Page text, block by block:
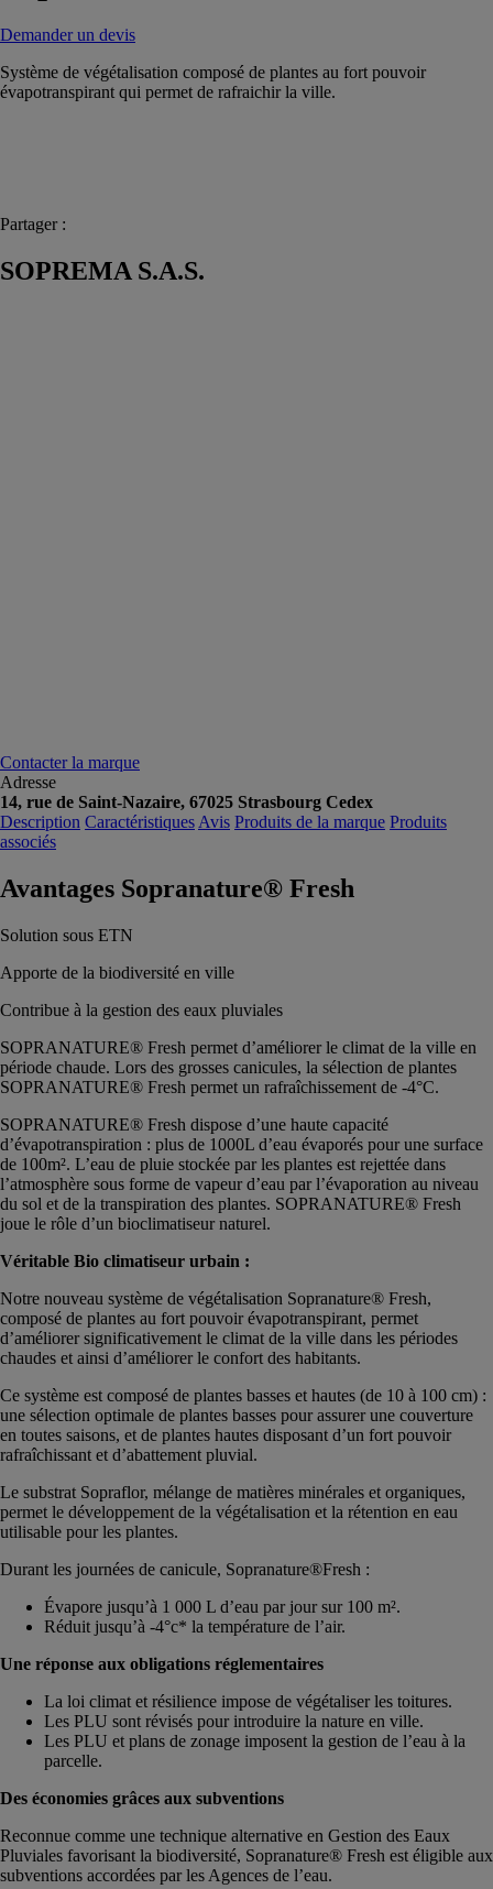
Demander un devis
Système de végétalisation composé de plantes au fort pouvoir
évapotranspirant ​qui permet de rafraichir la ville.
Partager :
SOPREMA S.A.S.
Contacter la marque
Adresse
14, rue de Saint-Nazaire, 67025 Strasbourg Cedex
Description Caractéristiques Avis Produits de la marque Produits
associés
Avantages Sopranature® Fresh
Solution sous ETN
Apporte de la biodiversité en ville
Contribue à la gestion des eaux pluviales
SOPRANATURE® Fresh permet d’améliorer le climat de la ville en
période chaude. Lors des grosses canicules, la sélection de plantes
SOPRANATURE® Fresh permet un rafraîchissement de -4°C.
SOPRANATURE® Fresh dispose d’une haute capacité
d’évapotranspiration : plus de 1000L d’eau évaporés pour une surface
de 100m². L’eau de pluie stockée par les plantes est rejettée dans
l’atmosphère sous forme de vapeur d’eau par l’évaporation au niveau
du sol et de la transpiration des plantes. SOPRANATURE® Fresh
joue le rôle d’un bioclimatiseur naturel.
Véritable Bio climatiseur urbain :
Notre nouveau système de végétalisation Sopranature® Fresh,
composé de plantes au fort pouvoir évapotranspirant, permet
d’améliorer significativement le climat de la ville dans les périodes
chaudes et ainsi d’améliorer le confort des habitants.
Ce système est composé de plantes basses et hautes (de 10 à 100 cm) :
une sélection optimale de plantes basses pour assurer une couverture
en toutes saisons, et de plantes hautes disposant d’un fort pouvoir
rafraîchissant et d’abattement pluvial.
Le substrat Sopraflor, mélange de matières minérales et organiques,
permet le développement de la végétalisation et la rétention en eau
utilisable pour les plantes.
Durant les journées de canicule, Sopranature®Fresh :
Évapore jusqu’à 1 000 L d’eau par jour sur 100 m².
Réduit jusqu’à -4°c* la température de l’air.
Une réponse aux obligations réglementaires
La loi climat et résilience impose de végétaliser les toitures.
Les PLU sont révisés pour introduire la nature en ville.
Les PLU et plans de zonage imposent la gestion de l’eau à la
parcelle.
Des économies grâces aux subventions
Reconnue comme une technique alternative en Gestion des Eaux
Pluviales favorisant la biodiversité, Sopranature® Fresh est éligible aux
subventions accordées par les Agences de l’eau.